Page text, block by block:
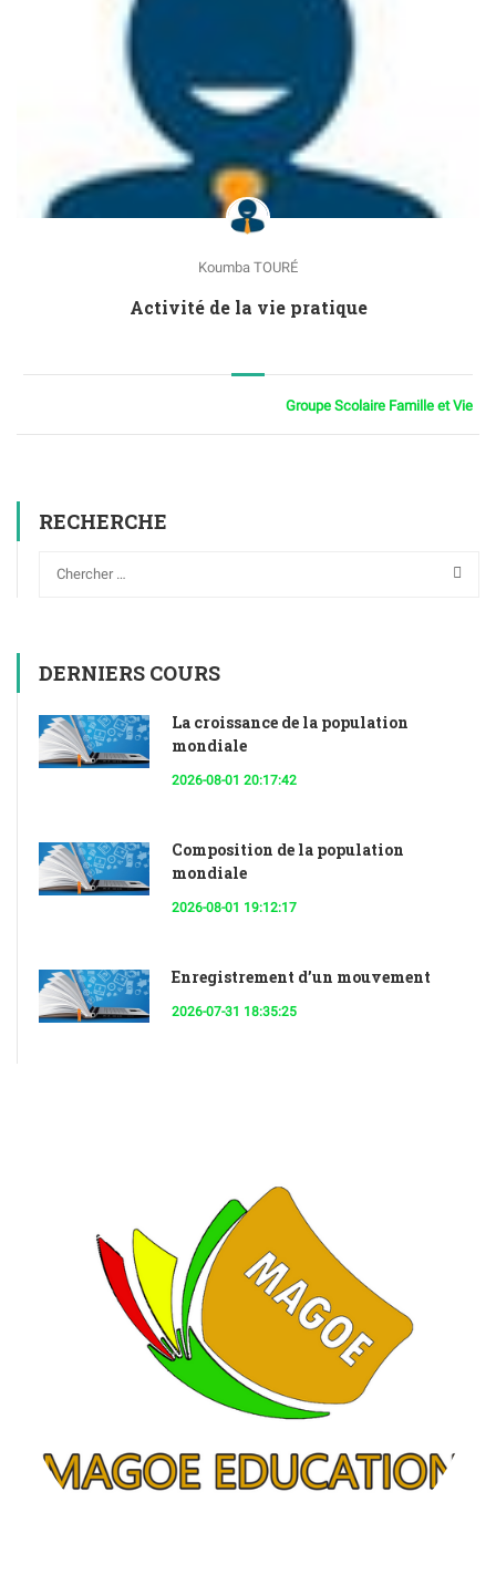
Koumba TOURÉ
Activité de la vie pratique
Groupe Scolaire Famille et Vie
RECHERCHE
DERNIERS COURS
La croissance de la population
mondiale
2026-08-01 20:17:42
Composition de la population
mondiale
2026-08-01 19:12:17
Enregistrement d’un mouvement
2026-07-31 18:35:25